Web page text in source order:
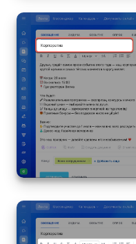
Настройки
Виджет
Телефония
Филиальная сеть
Приложение
Общие вопросы
Битрикс24 в